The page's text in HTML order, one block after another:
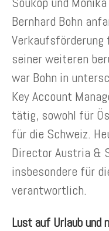
Bernhard Bohn
Verkaufsförderung
seiner weiteren
war Bohn in
Key Account
tätig, sowohl für
für die Schweiz.
Director Austria &
insbesondere für
verantwortlich.
Lust auf Urlaub und